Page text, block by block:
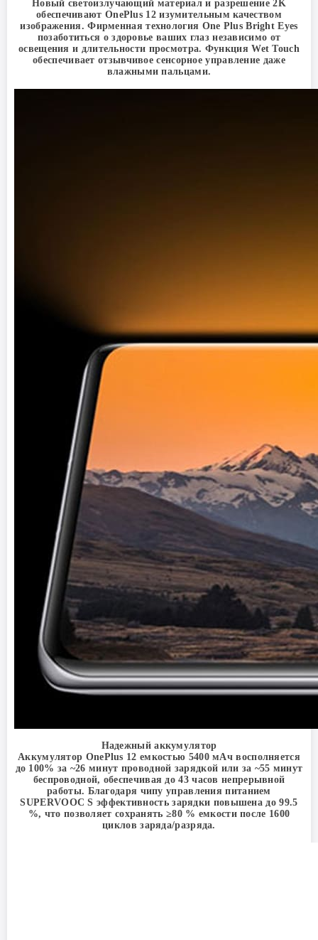
Новый светоизлучающий материал и разрешение 2K
обеспечивают OnePlus 12 изумительным качеством
изображения. Фирменная технология One Plus Bright Eyes
позаботиться о здоровье ваших глаз независимо от
освещения и длительности просмотра. Функция Wet Touch
обеспечивает отзывчивое сенсорное управление даже
влажными пальцами.
Надежный аккумулятор
Аккумулятор OnePlus 12 емкостью 5400 мАч восполняется
до 100% за ~26 минут проводной зарядкой или за ~55 минут
беспроводной, обеспечивая до 43 часов непрерывной
работы. Благодаря чипу управления питанием
SUPERVOOC S эффективность зарядки повышена до 99.5
%, что позволяет сохранять ≥80 % емкости после 1600
циклов заряда/разряда.